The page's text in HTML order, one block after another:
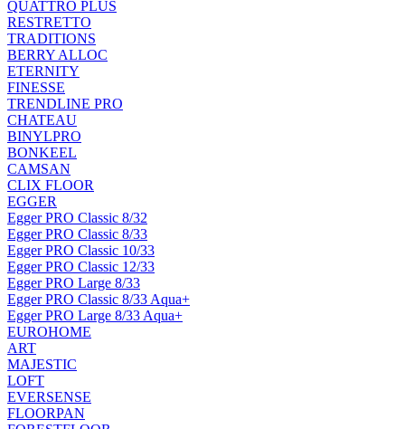
QUATTRO PLUS
RESTRETTO
TRADITIONS
BERRY ALLOC
ETERNITY
FINESSE
TRENDLINE PRO
CHATEAU
BINYLPRO
BONKEEL
CAMSAN
CLIX FLOOR
EGGER
Egger PRO Classic 8/32
Egger PRO Classic 8/33
Egger PRO Classic 10/33
Egger PRO Classic 12/33
Egger PRO Large 8/33
Egger PRO Classic 8/33 Aqua+
Egger PRO Large 8/33 Aqua+
EUROHOME
ART
MAJESTIC
LOFT
EVERSENSE
FLOORPAN